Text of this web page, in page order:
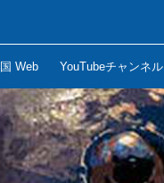
Web YouTubeチャンネル